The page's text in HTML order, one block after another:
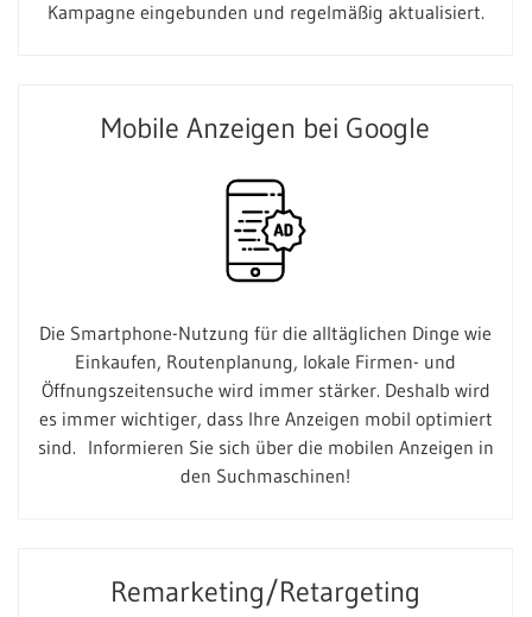
Kampagne eingebunden und regelmäßig aktualisiert.
Mobile Anzeigen bei Google
Die Smartphone-Nutzung für die alltäglichen Dinge wie
Einkaufen, Routenplanung, lokale Firmen- und
Öffnungszeitensuche wird immer stärker. Deshalb wird
es immer wichtiger, dass Ihre Anzeigen mobil optimiert
sind. Informieren Sie sich über die mobilen Anzeigen in
den Suchmaschinen!
Remarketing/Retargeting